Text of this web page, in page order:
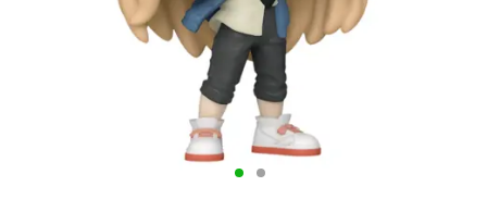
Оренбургская область